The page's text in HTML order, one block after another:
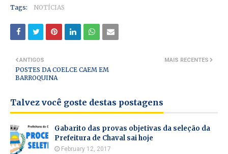
Tags: NOTÍCIAS
MAIS RECENTES
ANTIGOS
POSTES DA COELCE CAEM EM
BARROQUINA
Talvez você goste destas postagens
Gabarito das provas objetivas da seleção da
Prefeitura de Chaval sai hoje
February 12, 2017